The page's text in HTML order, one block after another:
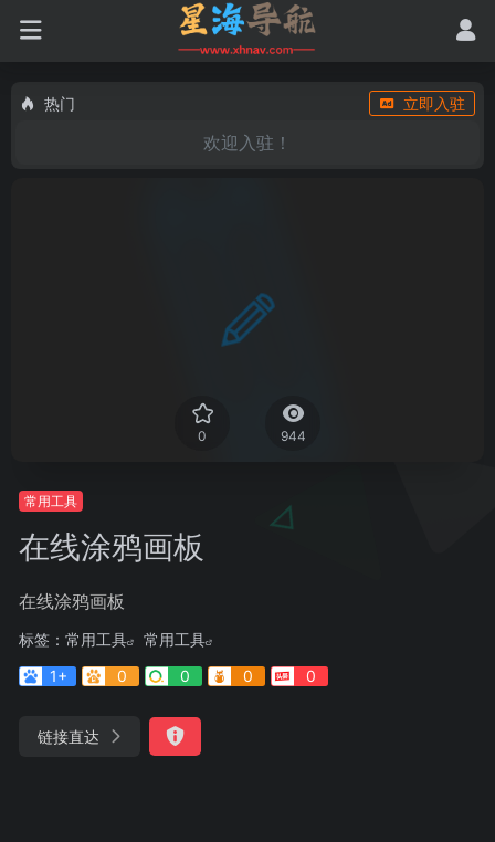
热门 立即入驻
欢迎入驻！
0 944
常用工具
在线涂鸦画板
在线涂鸦画板
标签： 常用工具
常用工具
1+
0 0 0 0
链接直达